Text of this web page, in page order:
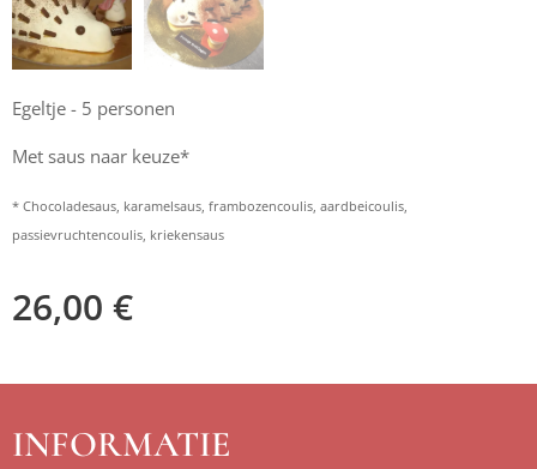
Egeltje - 5 personen
Met saus naar keuze*
* Chocoladesaus, karamelsaus, frambozencoulis, aardbeicoulis,
passievruchtencoulis, kriekensaus
26,00 €
INFORMATIE